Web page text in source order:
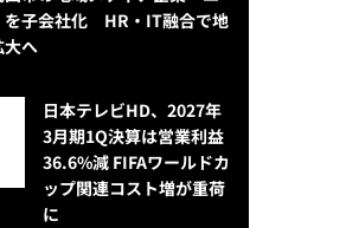
を子会社化 HR・IT融合で地
大へ
日本テレビHD、2027年
3月期1Q決算は営業利益
36.6%減 FIFAワールドカ
ップ関連コスト増が重荷
に